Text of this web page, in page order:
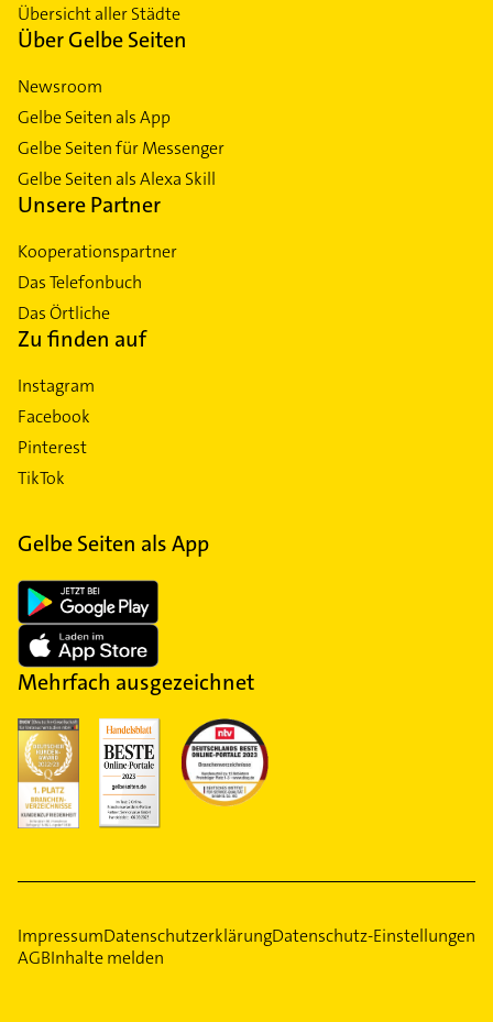
Übersicht aller Städte
Über Gelbe Seiten
Newsroom
Gelbe Seiten als App
Gelbe Seiten für Messenger
Gelbe Seiten als Alexa Skill
Unsere Partner
Kooperationspartner
Das Telefonbuch
Das Örtliche
Zu finden auf
Instagram
Facebook
Pinterest
TikTok
Gelbe Seiten als App
Mehrfach ausgezeichnet
ImpressumDatenschutzerklärungDatenschutz-Einstellungen
AGBInhalte melden